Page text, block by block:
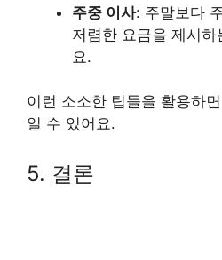
주중 이사: 주말보다
저렴한 요금을 제시
요.
이런 소소한 팁들을 활용하
일 수 있어요.
5. 결론